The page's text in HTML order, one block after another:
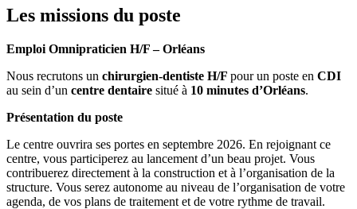
Les missions du poste
Emploi Omnipraticien H/F – Orléans
Nous recrutons un chirurgien-dentiste H/F pour un poste en CDI
au sein d’un centre dentaire situé à 10 minutes d’Orléans.
Présentation du poste
Le centre ouvrira ses portes en septembre 2026. En rejoignant ce
centre, vous participerez au lancement d’un beau projet. Vous
contribuerez directement à la construction et à l’organisation de la
structure. Vous serez autonome au niveau de l’organisation de votre
agenda, de vos plans de traitement et de votre rythme de travail.